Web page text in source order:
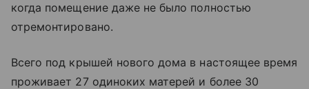
когда помещение даже не было полностью
отремонтировано.
Всего под крышей нового дома в настоящее время
проживает 27 одиноких матерей и более 30